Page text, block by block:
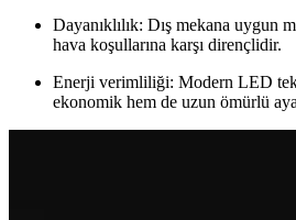
Dayanıklılık: Dış mekana uygun
hava koşullarına karşı dirençlidir.
Enerji verimliliği: Modern LED
ekonomik hem de uzun ömürlü